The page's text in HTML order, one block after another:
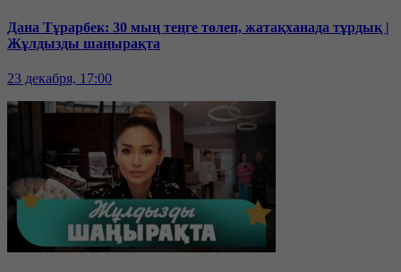
Дана Тұрарбек: 30 мың теңге төлеп, жатақханада тұрдық |
Жұлдызды шаңырақта
23 декабря, 17:00